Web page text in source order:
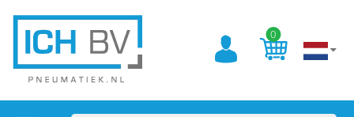
0